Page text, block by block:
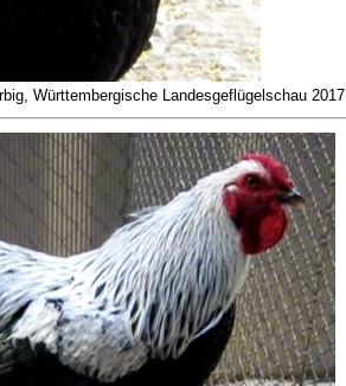
Württembergische Landesgeflügelschau 2017